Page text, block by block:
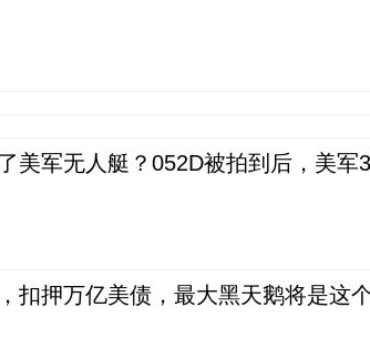
美军无人艇？052D被拍到后，美军
扣押万亿美债，最大黑天鹅将是这